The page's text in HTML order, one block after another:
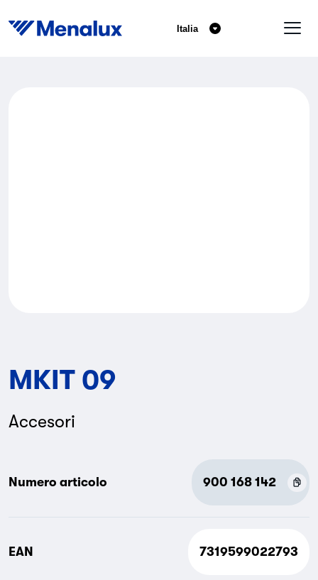
Italia
MKIT 09
Accesori
Numero articolo 900 168 142
EAN 7319599022793